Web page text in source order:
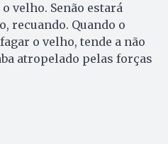
velho. Senão estará
recuando. Quando o
o velho, tende a não
atropelado pelas forças